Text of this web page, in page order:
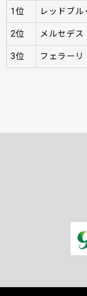
1位 レッドブル
2位 メルセデス
3位 フェラーリ